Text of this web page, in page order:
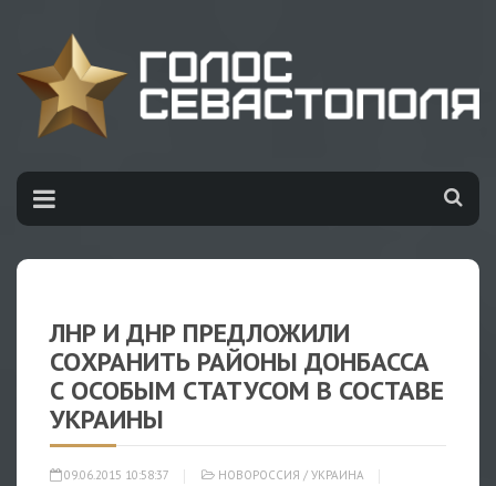
ЛНР И ДНР ПРЕДЛОЖИЛИ
СОХРАНИТЬ РАЙОНЫ ДОНБАССА
С ОСОБЫМ СТАТУСОМ В СОСТАВЕ
УКРАИНЫ
09.06.2015 10:58:37 НОВОРОССИЯ / УКРАИНА